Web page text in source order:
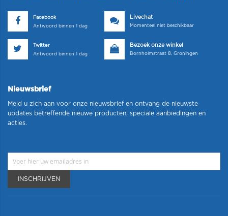
Facebook
Antwoord binnen 1 dag
Livechat
Momenteel niet beschikbaar
Twitter
Antwoord binnen 1 dag
Bezoek onze winkel
Bornholmstraat 8, Groningen
Nieuwsbrief
Meld u zich aan voor onze nieuwsbrief en ontvang de nieuwste
updates betreffende nieuwe producten, speciale aanbiedingen en
acties.
INSCHRIJVEN